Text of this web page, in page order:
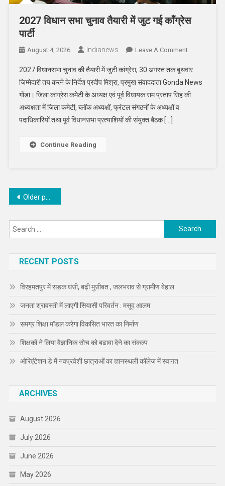
2027 विधान सभा चुनाव तैयारी में जुट गई कॉंग्रेस
पार्टी
August 4, 2026 Indianews Leave A CommentOn
विधान
सभा
चुनाव
2027 विधानसभा चुनाव की तैयारी में जुटी कांग्रेस, 30 अगस्त तक बूथवार
जिम्मेदारी तय करने के निर्देश प्रदीप मिश्रा, प्रमुख संवाददाता Gonda News
गोंडा। जिला कांग्रेस कमेटी के अध्यक्ष एवं पूर्व विधायक राम प्रताप सिंह की
अध्यक्षता में जिला कमेटी, ब्लॉक अध्यक्षों, फ्रंटल संगठनों के अध्यक्षों व
पदाधिकारियों तथा पूर्व विधानसभा प्रत्याशियों की संयुक्त बैठक […]
Continue Reading
Posts
navigation
Older posts
Search
for:
RECENT POSTS
विरहमतपुर में सड़क धंसी, बढ़ी मुसीबत , जलभराव से ग्रामीण बेहाल
जनता श्रावस्ती में लाएगी सियासी परिवर्तन : मसूद आलम
समग्र शिक्षा मॉडल करेगा विकसित भारत का निर्माण
शिक्षकों ने लिया वैज्ञानिक सोच को बढावा देने का संकल्प
ओरिएंटेशन डे में नवप्रवेशी छात्राओं का ज्ञानस्थली कॉलेज में स्वागत
ARCHIVES
August 2026
July 2026
June 2026
May 2026